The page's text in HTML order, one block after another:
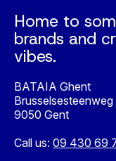
Home to
brands and
vibes.
BATAIA Ghent
Brusselsesteenweg
9050 Gent
Call us: 09 430 69